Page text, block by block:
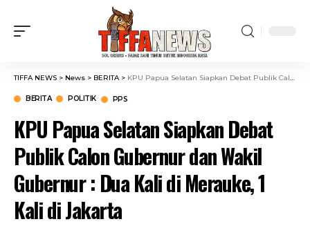
TIFFA NEWS > News > BERITA> KPU Papua Selatan Siapkan Debat Publik Calon Gubernur dan Wakil Gubernur : Dua Kali di Merauke, 1 Kali di Jakarta
BERITA POLITIK PPS
KPU Papua Selatan Siapkan Debat
Publik Calon Gubernur dan Wakil
Gubernur : Dua Kali di Merauke, 1
Kali di Jakarta